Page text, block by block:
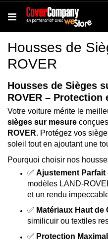
Housses de
ROVER
Housses de Sièges
ROVER – Protection
Votre voiture mérite le
sièges sur mesure
ROVER. Protégez vos
soleil tout en ajoutant une
Pourquoi choisir nos
✅ Ajustement Parfait
modèles LAND-
et un rendu
✅ Matériaux Haut de
similicuir ou textiles
✅ Protection